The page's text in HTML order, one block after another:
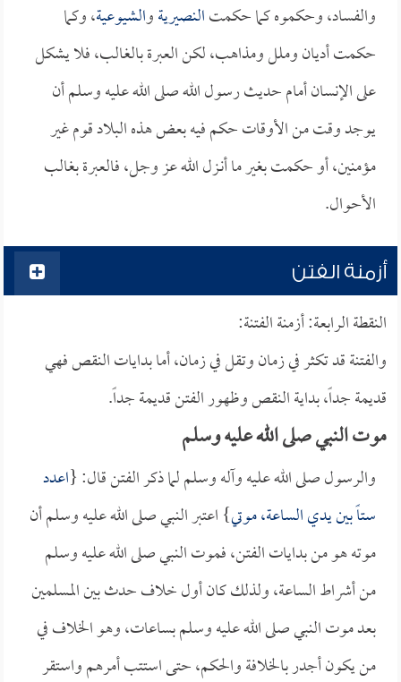
والفساد، وحكموه كما حكمتالنصيريةوالشيوعية، وكما
حكمت أديان وملل ومذاهب، لكن العبرة بالغالب، فلا يشكل
على الإنسان أمام حديث رسول الله صلى الله عليه وسلم أن
يوجد وقت من الأوقات حكم فيه بعض هذه البلاد قوم غير
مؤمنين، أو حكمت بغير ما أنـزل الله عز وجل، فالعبرة بغالب
الأحوال.
أزمنة الفتن
النقطة الرابعة: أزمنة الفتنة:
والفتنة قد تكثر في زمان وتقل في زمان، أما بدايات النقص فهي
قديمة جداً، بداية النقص وظهور الفتن قديمة جداً.
موت النبي صلى الله عليه وسلم
والرسول صلى الله عليه وآله وسلم لما ذكر الفتن قال: {اعدد
ستاً بين يدي الساعة، موتي} اعتبر النبي صلى الله عليه وسلم أن
موته هو من بدايات الفتن، فموت النبي صلى الله عليه وسلم
من أشراط الساعة، ولذلك كان أول خلاف حدث بين المسلمين
بعد موت النبي صلى الله عليه وسلم بساعات، وهو الخلاف في
من يكون أجدر بالخلافة والحكم، حتى استتب أمرهم واستقر